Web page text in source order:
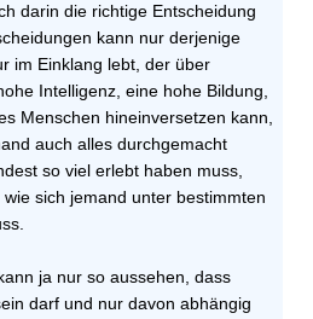
darin die richtige Entscheidung
kann nur derjenige
im Einklang lebt, der über
Intelligenz, eine hohe Bildung,
Menschen hineinversetzen kann,
auch alles durchgemacht
so viel erlebt haben muss,
sich jemand unter bestimmten
ja nur so aussehen, dass
darf und nur davon abhängig